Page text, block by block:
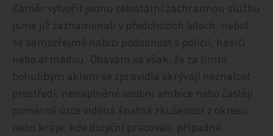
Záměr vytvořit jednu celostátní záchrannou službu
jsme již zaznamenali v předchozích letech, neboť
se samozřejmě nabízí podobnost s policií, hasiči
nebo armádou. Obávám se však, že za tímto
bohulibým aktem se zpravidla skrývají neznalost
prostředí, nenaplněné osobní ambice nebo častěji
poměrně úzce viděná špatná zkušenost z okresu
nebo kraje, kde dotyční pracovali, případně